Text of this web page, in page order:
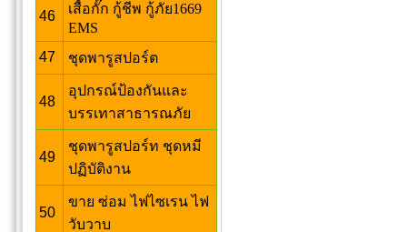
46
เสื้อกั๊ก กู้ชีพ กู้ภัย1669
EMS
47
ชุดพารูสปอร์ต
48
อุปกรณ์ป้องกันและ
บรรเทาสาธารณภัย
49
ชุดพารูสปอร์ท ชุดหมี
ปฏิบัติงาน
50
ขาย ซ่อม ไฟไซเรน ไฟ
วับวาบ